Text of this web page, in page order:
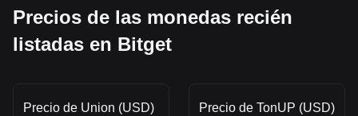
Precios de las monedas recién
listadas en Bitget
Precio de Union (USD) Precio de TonUP (USD)